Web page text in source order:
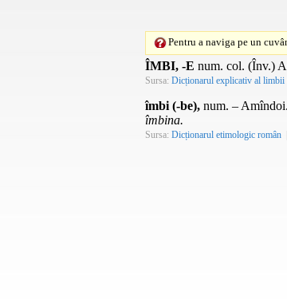
Pentru a naviga pe un
ÎMBI, -E num. col. (Înv.)
Sursa: Dicționarul explicativ al limbii
îmbi (-be), num. –
îmbina.
Sursa: Dicționarul etimologic român